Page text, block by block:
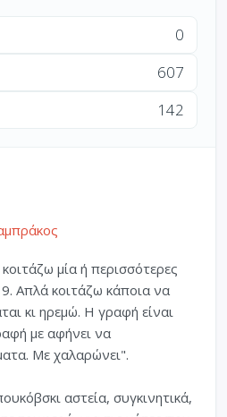
0
607
142
μία ή περισσότερες
Απλά κοιτάζω κάποια να
κι ηρεμώ. Η γραφή είναι
με αφήνει να
Με χαλαρώνει".
αστεία, συγκινητικά,